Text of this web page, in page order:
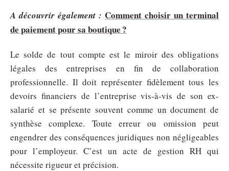
A découvrir également : Comment choisir un terminal
de paiement pour sa boutique ?
Le solde de tout compte est le miroir des obligations
légales des entreprises en fin de collaboration
professionnelle. Il doit représenter fidèlement tous les
devoirs financiers de l’entreprise vis-à-vis de son ex-
salarié et se présente souvent comme un document de
synthèse complexe. Toute erreur ou omission peut
engendrer des conséquences juridiques non négligeables
pour l’employeur. C’est un acte de gestion RH qui
nécessite rigueur et précision.